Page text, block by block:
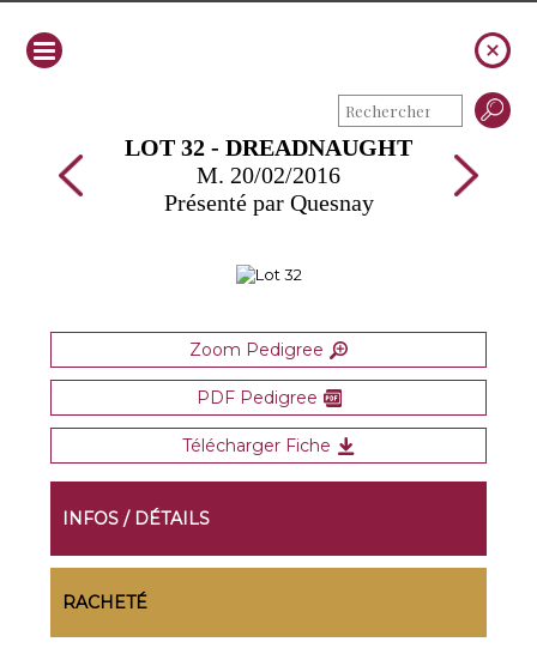
LOT 32 - DREADNAUGHT
M. 20/02/2016
Présenté par Quesnay
Zoom Pedigree
PDF Pedigree
Télécharger Fiche
INFOS / DÉTAILS
RACHETÉ